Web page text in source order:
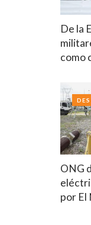
De la
como
ONG
por El